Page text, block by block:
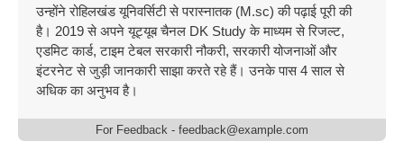
उन्होंने रोहिलखंड यूनिवर्सिटी से परास्नातक (M.sc) की पढ़ाई पूरी की
है। 2019 से अपने यूट्यूब चैनल DK Study के माध्यम से रिजल्ट,
एडमिट कार्ड, टाइम टेबल सरकारी नौकरी, सरकारी योजनाओं और
इंटरनेट से जुड़ी जानकारी साझा करते रहे हैं। उनके पास 4 साल से
अधिक का अनुभव है।
For Feedback - feedback@example.com